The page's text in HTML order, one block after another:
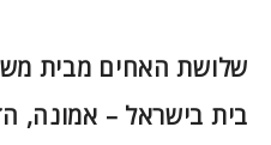
שלושת האחים מבית
בית בישראל – אמונה,